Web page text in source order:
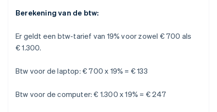
Berekening van de btw:
Er geldt een btw-tarief van 19% voor zowel € 700 als
€ 1.300.
Btw voor de laptop: € 700 x 19% = € 133
Btw voor de computer: € 1.300 x 19% = € 247